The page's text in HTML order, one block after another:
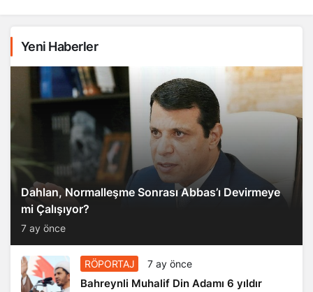
Yeni Haberler
Dahlan, Normalleşme Sonrası Abbas’ı Devirmeye
mi Çalışıyor?
7 ay önce
RÖPORTAJ 7 ay önce
Bahreynli Muhalif Din Adamı 6 yıldır